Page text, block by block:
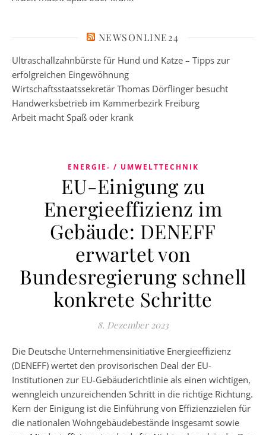
NEWSONLINE24
Ultraschallzahnbürste für Hund und Katze – Tipps zur
erfolgreichen Eingewöhnung
Wirtschaftsstaatssekretär Thomas Dörflinger besucht
Handwerksbetrieb im Kammerbezirk Freiburg
Arbeit macht Spaß oder krank
ENERGIE- / UMWELTTECHNIK
EU-Einigung zu
Energieeffizienz im
Gebäude: DENEFF
erwartet von
Bundesregierung schnell
konkrete Schritte
8. Dezember 2023
Die Deutsche Unternehmensinitiative Energieeffizienz
(DENEFF) wertet den provisorischen Deal der EU-
Institutionen zur EU-Gebäuderichtlinie als einen wichtigen,
wenngleich unzureichenden Schritt in die richtige Richtung.
Kern der Einigung ist die Einführung von Effizienzzielen für
die nationalen Wohngebäudebestände insgesamt sowie